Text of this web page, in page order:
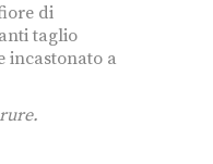
di
taglio
incastonato a